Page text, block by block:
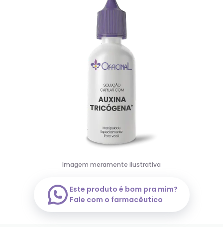
Imagem meramente ilustrativa
Este produto é bom pra mim?
Fale com o farmacêutico